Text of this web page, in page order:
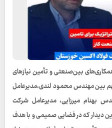
بین‌صنعتی و تأمین نیازهای
بین مهندس محمود لندی،مدیرعامل
بهنام میرزایی، مدیرعامل شرکت
دیدار که در فضایی صمیمی و با هدف